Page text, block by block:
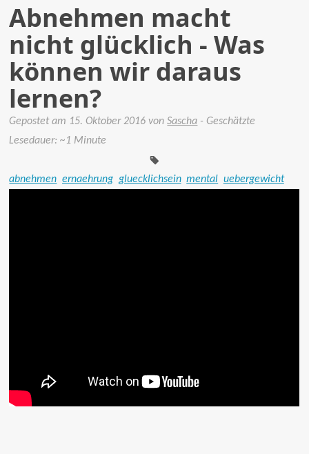
Abnehmen macht
nicht glücklich - Was
können wir daraus
lernen?
Gepostet am 15. Oktober 2016vonSascha - Geschätzte
Lesedauer: ~1 Minute
abnehmen ernaehrung gluecklichsein mental uebergewicht